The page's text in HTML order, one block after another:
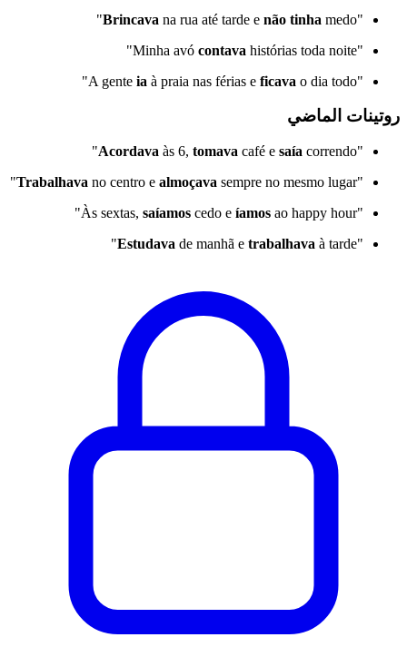
"
Brincava na rua até tarde e não tinha medo"
"Minha avó
contava histórias toda noite"
"A gente
ia à praia nas férias e ficava o dia todo"
روتينات الماضي
"
Acordava às 6, tomava café e saía correndo"
"
Trabalhava no centro e almoçava sempre no mesmo lugar"
"Às sextas,
saíamos cedo e íamos ao happy hour"
"
Estudava de manhã e trabalhava à tarde"